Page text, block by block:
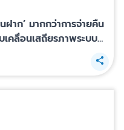
าก’ มากกว่าการจ่ายคืน
คลื่อนเสถียรภาพระบบ